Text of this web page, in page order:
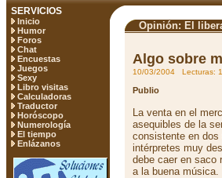
SERVICIOS
Inicio
Humor
Foros
Chat
Encuestas
Juegos
Sexy
Libro visitas
Calculadoras
Traductor
Horóscopo
Numerología
El tiempo
Enlázanos
Opinión: El
Algo sobre
10/03/2004 Lecturas:
Publio
La venta en el
asequibles de la
consistente en dos
intérpretes muy
debe caer en saco
a la buena música.